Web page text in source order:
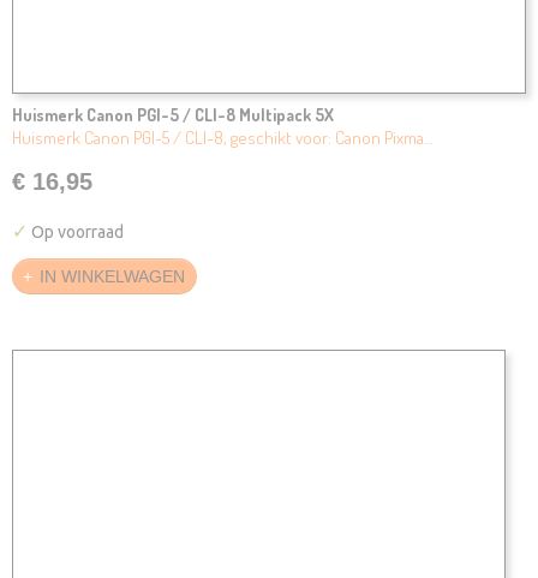
Huismerk Canon PGI-5 / CLI-8 Multipack 5X
Huismerk Canon PGI-5 / CLI-8, geschikt voor: Canon Pixma…
€ 16,95
✓ Op voorraad
IN WINKELWAGEN